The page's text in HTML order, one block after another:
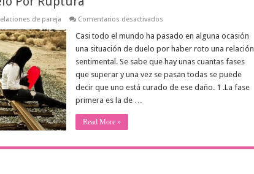
de pareja Comentarios desactivados
7
De
Un
Duelo
Por
Ruptura
Casi todo el mundo ha pasado en alguna ocasión
una situación de duelo por haber roto una relación
sentimental. Se sabe que hay unas cuantas fases
que superar y una vez se pasan todas se puede
decir que uno está curado de ese daño. 1 .La fase
primera es la de …
Read More »